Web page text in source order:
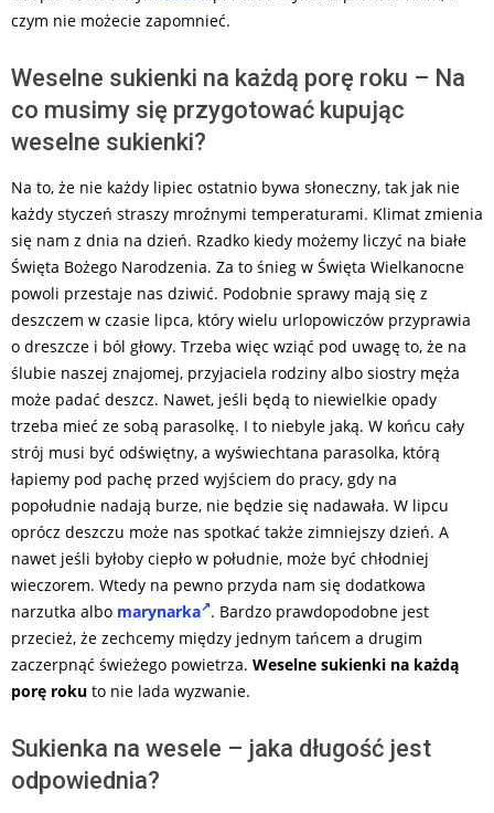
czym nie możecie zapomnieć.
Weselne sukienki na każdą porę roku – Na
co musimy się przygotować kupując
weselne sukienki?
Na to, że nie każdy lipiec ostatnio bywa słoneczny, tak jak nie
każdy styczeń straszy mroźnymi temperaturami. Klimat zmienia
się nam z dnia na dzień. Rzadko kiedy możemy liczyć na białe
Święta Bożego Narodzenia. Za to śnieg w Święta Wielkanocne
powoli przestaje nas dziwić. Podobnie sprawy mają się z
deszczem w czasie lipca, który wielu urlopowiczów przyprawia
o dreszcze i ból głowy. Trzeba więc wziąć pod uwagę to, że na
ślubie naszej znajomej, przyjaciela rodziny albo siostry męża
może padać deszcz. Nawet, jeśli będą to niewielkie opady
trzeba mieć ze sobą parasolkę. I to niebyle jaką. W końcu cały
strój musi być odświętny, a wyświechtana parasolka, którą
łapiemy pod pachę przed wyjściem do pracy, gdy na
popołudnie nadają burze, nie będzie się nadawała. W lipcu
oprócz deszczu może nas spotkać także zimniejszy dzień. A
nawet jeśli byłoby ciepło w południe, może być chłodniej
wieczorem. Wtedy na pewno przyda nam się dodatkowa
narzutka albo marynarka . Bardzo prawdopodobne jest
przecież, że zechcemy między jednym tańcem a drugim
zaczerpnąć świeżego powietrza. Weselne sukienki na każdą
porę roku to nie lada wyzwanie.
Sukienka na wesele – jaka długość jest
odpowiednia?